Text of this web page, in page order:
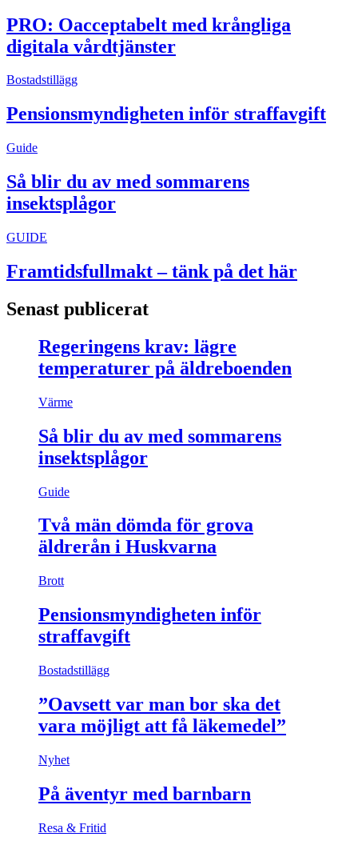
PRO: Oacceptabelt med krångliga
digitala vårdtjänster
Bostadstillägg
Pensionsmyndigheten inför straffavgift
Guide
Så blir du av med sommarens
insektsplågor
GUIDE
Framtidsfullmakt – tänk på det här
Senast publicerat
Regeringens krav: lägre
temperaturer på äldreboenden
Värme
Så blir du av med sommarens
insektsplågor
Guide
Två män dömda för grova
äldrerån i Huskvarna
Brott
Pensionsmyndigheten inför
straffavgift
Bostadstillägg
”Oavsett var man bor ska det
vara möjligt att få läkemedel”
Nyhet
På äventyr med barnbarn
Resa & Fritid